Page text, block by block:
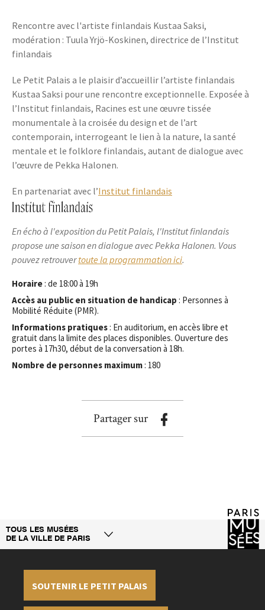
Rencontre avec l'artiste finlandais Kustaa Saksi,
modération : Tuula Yrjö-Koskinen, directrice de l’Institut
finlandais
Le Petit Palais a le plaisir d’accueillir l’artiste finlandais
Kustaa Saksi pour une rencontre exceptionnelle. Exposée à
l’Institut finlandais, Racines est une œuvre tissée
monumentale à la croisée du design et de l’art
contemporain, interrogeant le lien à la nature, la santé
mentale et le folklore finlandais, autant de dialogue avec
l’œuvre de Pekka Halonen.
En partenariat avec l’Institut finlandais
En écho à l'exposition du Petit Palais, l'Institut finlandais
propose une saison en dialogue avec Pekka Halonen. Vous
pouvez retrouvertoute la programmation ici.
Horaire : de 18:00 à 19h
Accès au public en situation de handicap : Personnes à
Mobilité Réduite (PMR).
Informations pratiques : En auditorium, en accès libre et
gratuit dans la limite des places disponibles. Ouverture des
portes à 17h30, début de la conversation à 18h.
Nombre de personnes maximum : 180
Partager sur
TOUS LES MUSÉES
DE LA VILLE DE PARIS
SOUTENIR LE PETIT PALAIS